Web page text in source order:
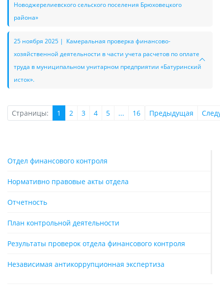
Отдел финансового контроля
Нормативно правовые акты отдела
Отчетность
План контрольной деятельности
Результаты проверок отдела финансового контроля
Независимая антикоррупционная экспертиза
Новоджерелиевского сельского поселения Брюховецкого
района»
25 ноября 2025 | Камеральная проверка финансово-
хозяйственной деятельности в части учета расчетов по оплате
труда в муниципальном унитарном предприятии «Батуринский
исток».
Страницы: 1 2 3 4 5 ... 16 Предыдущая